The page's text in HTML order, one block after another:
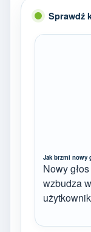
Sprawdź
Jak brzmi nowy
Nowy
wzbudza